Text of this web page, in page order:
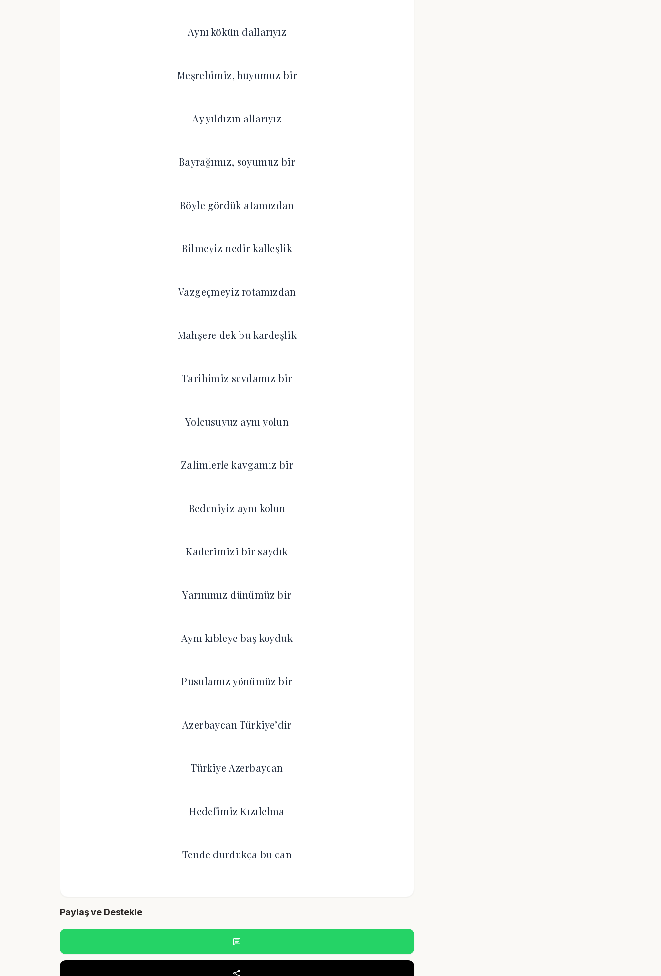
Aynı kökün dallarıyız
Meşrebimiz, huyumuz bir
Ay yıldızın allarıyız
Bayrağımız, soyumuz bir
Böyle gördük atamızdan
Bilmeyiz nedir kalleşlik
Vazgeçmeyiz rotamızdan
Mahşere dek bu kardeşlik
Tarihimiz sevdamız bir
Yolcusuyuz aynı yolun
Zalimlerle kavgamız bir
Bedeniyiz aynı kolun
Kaderimizi bir saydık
Yarınımız dünümüz bir
Aynı kıbleye baş koyduk
Pusulamız yönümüz bir
Azerbaycan Türkiye’dir
Türkiye Azerbaycan
Hedefimiz Kızılelma
Tende durdukça bu can
Paylaş ve Destekle
chat
share